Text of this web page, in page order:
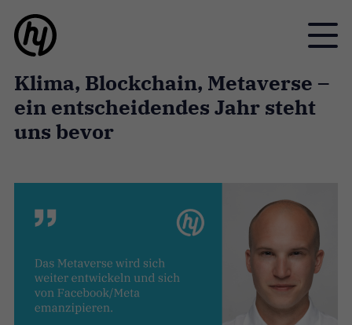
Toggle
Klima, Blockchain, Metaverse –
ein entscheidendes Jahr steht
uns bevor